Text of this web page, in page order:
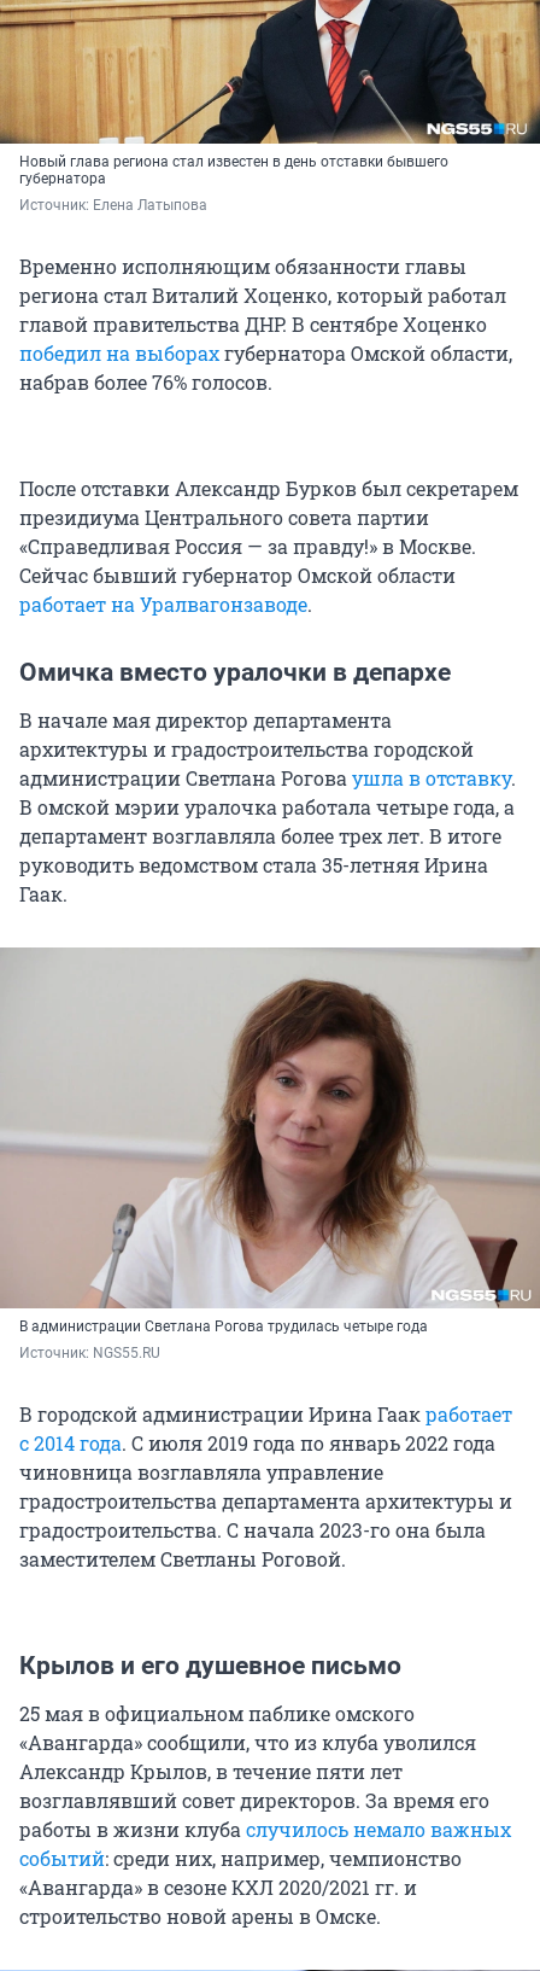
Новый глава региона стал известен в день отставки бывшего
губернатора
Источник: Елена Латыпова
Временно исполняющим обязанности главы
региона стал Виталий Хоценко, который работал
главой правительства ДНР. В сентябре Хоценко
победил на выборахгубернатора Омской области,
набрав более 76% голосов.
После отставки Александр Бурков был секретарем
президиума Центрального совета партии
«Справедливая Россия — за правду!» в Москве.
Сейчас бывший губернатор Омской области
работает на Уралвагонзаводе.
Омичка вместо уралочки в депархе
В начале мая директор департамента
архитектуры и градостроительства городской
администрации Светлана Рогова ушла в отставку.
В омской мэрии уралочка работала четыре года, а
департамент возглавляла более трех лет. В итоге
руководить ведомством стала 35-летняя Ирина
Гаак.
В администрации Светлана Рогова трудилась четыре года
Источник: NGS55.RU
В городской администрации Ирина Гаакработает
с 2014 года. С июля 2019 года по январь 2022 года
чиновница возглавляла управление
градостроительства департамента архитектуры и
градостроительства. С начала 2023-го она была
заместителем Светланы Роговой.
Крылов и его душевное письмо
25 мая в официальном паблике омского
«Авангарда» сообщили, что из клуба уволился
Александр Крылов, в течение пяти лет
возглавлявший совет директоров. За время его
работы в жизни клуба случилось немало важных
событий: среди них, например, чемпионство
«Авангарда» в сезоне КХЛ 2020/2021 гг. и
строительство новой арены в Омске.